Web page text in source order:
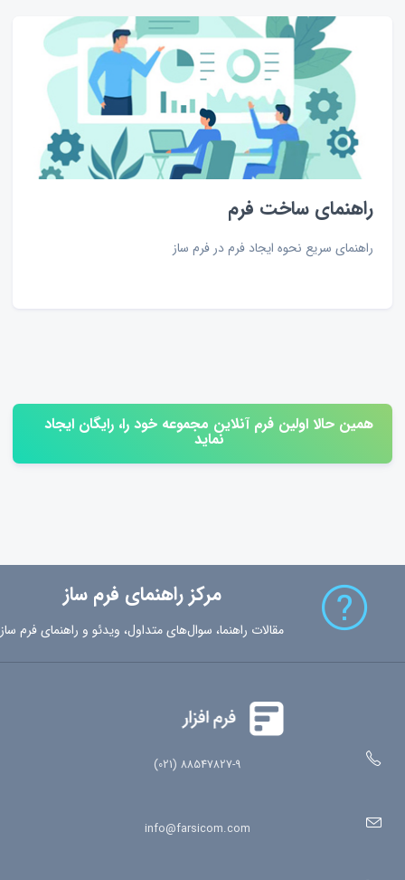
راهنمای ساخت فرم
راهنمای سریع نحوه ایجاد فرم در فرم ساز
همین حالا اولین فرم آنلاین مجموعه خود را، رایگان ایجاد
نماید
مرکز راهنمای فرم ساز
مقالات راهنما، سوال‌های متداول، ویدئو و راهنمای فرم ساز
88547827-9 (021)
info@farsicom.com